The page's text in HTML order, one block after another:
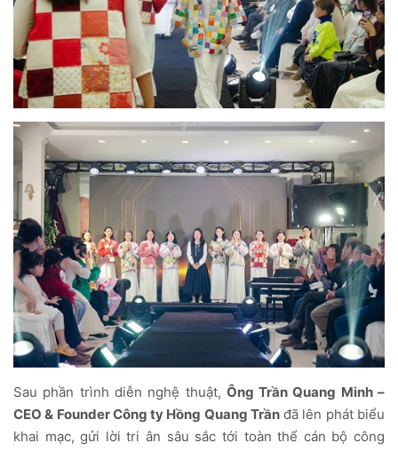
Sau phần trình diễn nghệ thuật, Ông Trần Quang Minh –
CEO & Founder Công ty Hồng Quang Trầnđã lên phát biểu
khai mạc, gửi lời tri ân sâu sắc tới toàn thể cán bộ công